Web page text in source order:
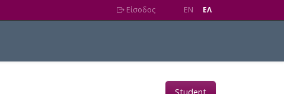
Είσοδος EN EΛ
Student